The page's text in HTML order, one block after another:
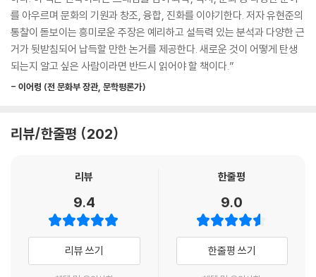
신대륙을 만들다
가상공간 부동산 회사, 삼성전자
온라인과 오프라인이 융합하는 시대
현대자동차와 도요타가 꿈꾸는 다른 미래
을지로 속 런던 킹스크로스 9와 4분의 3 플랫폼
코로나19가 바꾸는 권력 구조
--- p.179
칸은 침묵하는 동양의 보이드 공간을 서양의 기하학적인 틀에 성공적으로
맞춰 넣은 건축가다. 루이스 칸은 20세기 후반 최고의 건축가로 추앙받는
다. 그가 그렇게 창조적인 작업을 할 수 있었던 것은 다양한 문화를 수용 하
고 융합하는 능력에 있다. 코르뷔지에와 미스가 서양 건축가로서 근 대의
사상, 유대 민족 문화까지 자신이 접할 수 있는 모든 문화적 유전자를 섞어
전통 문화 유전자를 복원하여 사용한 점은 그 의 독특한 성취다. 솔로몬의
간적으로 멀리 떨어진 곳의 문화 유전자를 빌려 쓰는 ‘공간을 뛰어넘는 융
합 능력’이라면, 루이스 칸은 다른 시간대에 존재하는 문화 유전자를 도입
하는 ‘시간을 뛰어넘는 융합 능력’이라고 할 수 있다. 그의 ‘시간을 초월한
융합 능력’이 칸을 위대한 건축가로 만든 것이다.
는 형식과 모양을 보면 만든 사람의 생각과 문화를 비춰 볼 수 있다. 따라서
그 공간을 분석하고 이해하면 사람과 문화를 이해할 수 있다. 저자는 서로
다른 생각이 어떠한 과정을 통해서 융합되고 어떻게 새로운 생각이 만들어
지는지 공간을 중심으로 추리해 나가며 뛰어난 관찰력과 통찰력으로 서로
예를 들어 연강수량이 1천 밀리미터 이상이면 벼농사를, 그 이하면 밀 농사
를 짓는데 이 두 품종은 농사법이 다르다. 비가 많이 오는 지역에서 하는 벼
공사가 필요했다. 반면 밀 농사는 개인이 씨를 뿌리면 되고 물에 관련된 대
형 토목 공사도 필요 없다. 벼농사는 여러 명이 힘을 합쳐서 해야 했기 때문
에 벼농사 지역의 사람들은 집단의식이 강하고, 혼자 일하는 밀 농사 지역
은 개인주의가 강하게 나타나게 됐다. 이러한 문화적 특징의 차이는 알파
벳과 한자 같은 문자나, 체스와 바둑 같은 게임 문화에도 나타난다.
를 아우르며 문화의 기원과 창조, 융합, 진화를 이야기한다. 저자 유현준의
통찰이 돋보이는 흥미로운 주장은 예리하고 설득력 있는 분석과 다양한 근
거가 뒷받침되어 납득할 만한 논거를 제공한다. 새로운 것이 어떻게 탄생
되는지 알고 싶은 사람이라면 반드시 읽어야 할 책이다.”
- 이어령 (전 문화부 장관, 문학평론가)
리뷰/한줄평 202
리뷰
9.4
리뷰 쓰기
한줄평
9.0
한줄평 쓰기